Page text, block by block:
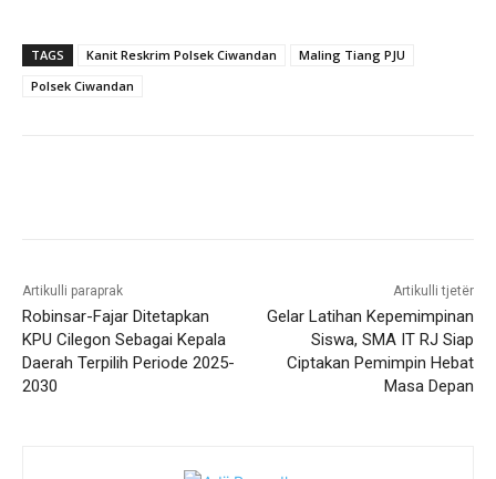
TAGS Kanit Reskrim Polsek Ciwandan
Maling Tiang PJU
Polsek Ciwandan
Artikulli paraprak
Robinsar-Fajar Ditetapkan
KPU Cilegon Sebagai Kepala
Daerah Terpilih Periode 2025-
2030
Artikulli tjetër
Gelar Latihan Kepemimpinan
Siswa, SMA IT RJ Siap
Ciptakan Pemimpin Hebat
Masa Depan